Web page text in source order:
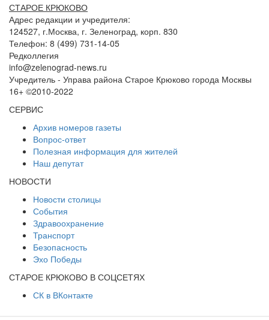
СТАРОЕ КРЮКОВО
Адрес редакции и учредителя:
124527, г.Москва, г. Зеленоград, корп. 830
Телефон: 8 (499) 731-14-05
Редколлегия
info@zelenograd-news.ru
Учредитель - Управа района Старое Крюково города Москвы
16+ ©2010-2022
СЕРВИС
Архив номеров газеты
Вопрос-ответ
Полезная информация для жителей
Наш депутат
НОВОСТИ
Новости столицы
События
Здравоохранение
Транспорт
Безопасность
Эхо Победы
СТАРОЕ КРЮКОВО В СОЦСЕТЯХ
СК в ВКонтакте